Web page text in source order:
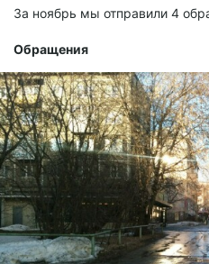
За ноябрь мы отправили 4
Обращения